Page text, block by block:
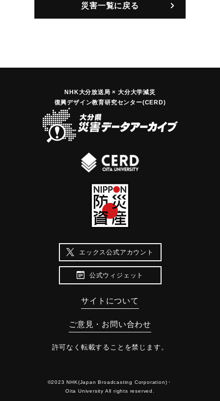
この要請に対して同日午後1時同駐屯地の隊員120人が出動、
翌31日午後3時30分までにわたり、飯田小学校南1Kmの地点
00691002
災害一覧に戻る
NHK大分放送局 × 大分大学減災
復興デザイン教育研究センター(CERD)
エックス公式アカウント
公式ウィジェット
サイトについて
ご意見・お問い合わせ
許可なく転載することを禁じます。
©2023 NHK(Japan Broadcasting Corporation)・
Oita University All rights reserved.